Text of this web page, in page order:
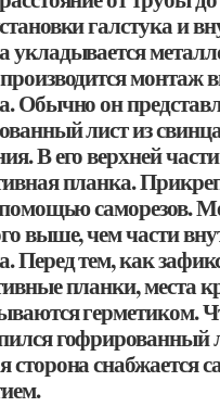
галстука и
укладывается
монтаж
Обычно он
лист из
В его верхней
планка.
саморезов.
выше, чем части
Перед тем, как
планки, места
герметиком.
гофрированный
сторона снабжается